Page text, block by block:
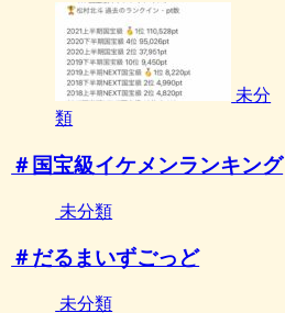
未分
類
＃国宝級イケメンランキング
未分類
＃だるまいずごっど
未分類